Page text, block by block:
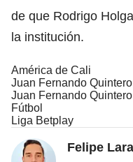
de que Rodrigo
la institución.
América de Cali
Juan Fernando Quintero
Juan Fernando Quintero
Fútbol
Liga Betplay
Felipe Lara